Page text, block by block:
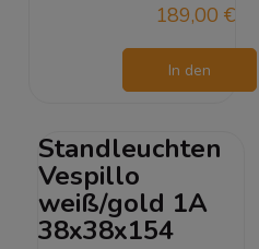
189,00 €
In den
Standleuchten
Vespillo
weiß/gold 1A
38x38x154